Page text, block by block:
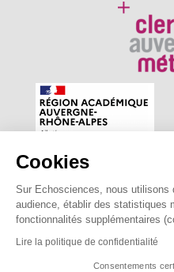
Cookies
Sur Echosciences, nous utilisons
audience, établir des statistiques
fonctionnalités supplémentaires
Lire la politique de confidentialité
Consentements
Echosciences Auvergne est
de sciences et de
astu'sciences.